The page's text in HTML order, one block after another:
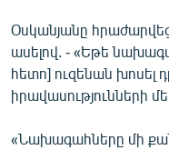
ՀԵՏԵՎԵՔ ՄԵԶ
Օսկանյանը
ասելով. - «Եթե
հետո] ուզենան խոսել
իրավասությունների
«Նախագահները մի